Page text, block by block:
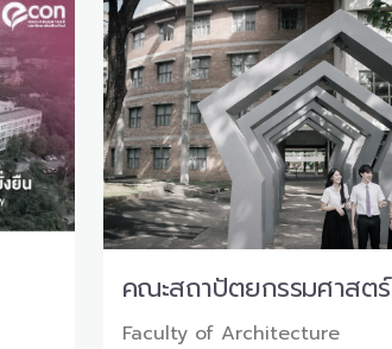
คณะสถาปัตยกรรมศาสตร์
Faculty of Architecture